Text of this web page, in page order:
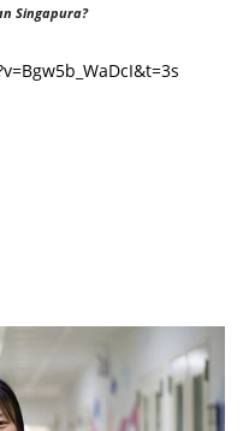
Singapura?